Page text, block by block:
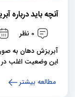
آنچه باید درباره
0 نظر
آبریزش دهان به
این وضعیت اغلب
مطالعه بیشتر